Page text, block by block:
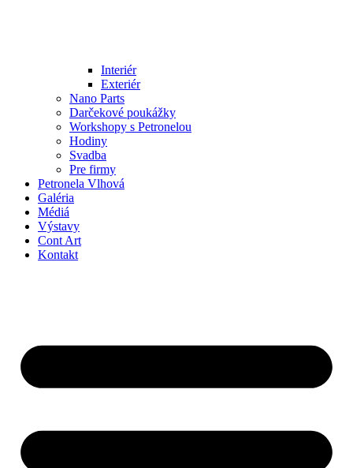
Interiér
Exteriér
Nano Parts
Darčekové poukážky
Workshopy s Petronelou
Hodiny
Svadba
Pre firmy
Petronela Vlhová
Galéria
Médiá
Výstavy
Cont Art
Kontakt